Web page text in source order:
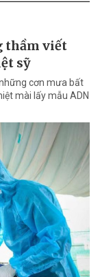
thầm viết
sỹ
cơn mưa bất
mài lấy mẫu ADN